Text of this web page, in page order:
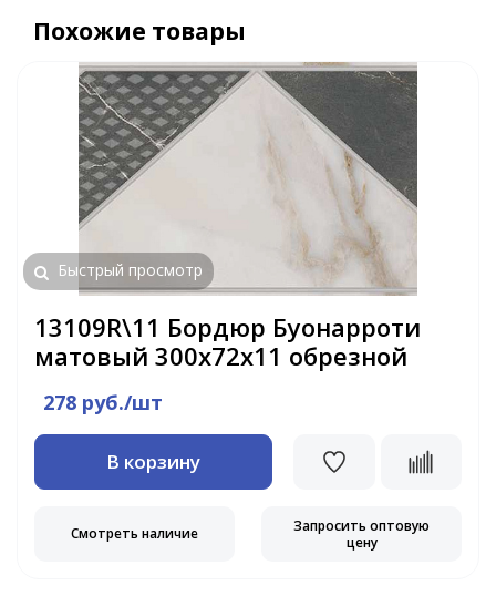
Похожие товары
Быстрый просмотр
13109R\11 Бордюр Буонарроти
матовый 300х72х11 обрезной
278 руб./шт
В корзину
Смотреть наличие
Запросить оптовую
цену